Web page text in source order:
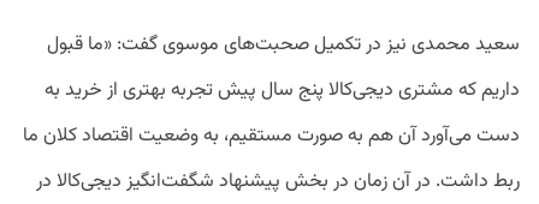
سعید محمدی نیز در تکمیل صحبت‌های موسوی گفت: «ما قبول
داریم که مشتری دیجی‌کالا پنج سال پیش تجربه بهتری از خرید به
دست می‌آورد آن هم به صورت مستقیم، به وضعیت اقتصاد کلان ما
ربط داشت. در آن زمان در بخش پیشنهاد شگفت‌انگیز دیجی‌کالا در